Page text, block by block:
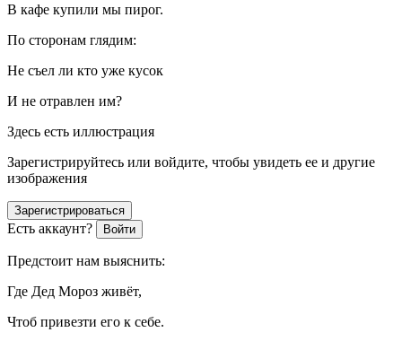
В кафе купили мы пирог.
По сторонам глядим:
Не съел ли кто уже кусок
И не отравлен им?
Здесь есть иллюстрация
Зарегистрируйтесь или войдите, чтобы увидеть ее и другие
изображения
Зарегистрироваться
Есть аккаунт? Войти
Предстоит нам выяснить:
Где Дед Мороз живёт,
Чтоб привезти его к себе.